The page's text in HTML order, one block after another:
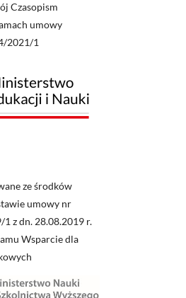
Czasopism
umowy
2021/1
ze środków
umowy nr
z dn. 28.08.2019 r.
Wsparcie dla